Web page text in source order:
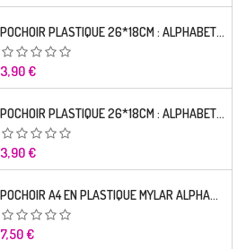
POCHOIR PLASTIQUE 26*18CM : ALPHABET (02)
Prix
3,90 €
POCHOIR PLASTIQUE 26*18CM : ALPHABET (01)
Prix
3,90 €
POCHOIR A4 EN PLASTIQUE MYLAR ALPHABET ARABE 25 MM
Prix
7,50 €